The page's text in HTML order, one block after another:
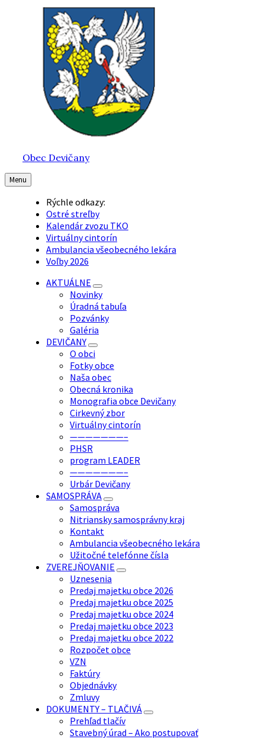
Obec Devičany
Menu
Rýchle odkazy:
Ostré streľby
Kalendár zvozu TKO
Virtuálny cintorín
Ambulancia všeobecného lekára
Voľby 2026
AKTUÁLNE
Novinky
Úradná tabuľa
Pozvánky
Galéria
DEVIČANY
O obci
Fotky obce
Naša obec
Obecná kronika
Monografia obce Devičany
Cirkevný zbor
Virtuálny cintorín
———————–
PHSR
program LEADER
———————–
Urbár Devičany
SAMOSPRÁVA
Samospráva
Nitriansky samosprávny kraj
Kontakt
Ambulancia všeobecného lekára
Užitočné telefónne čísla
ZVEREJŇOVANIE
Uznesenia
Predaj majetku obce 2026
Predaj majetku obce 2025
Predaj majetku obce 2024
Predaj majetku obce 2023
Predaj majetku obce 2022
Rozpočet obce
VZN
Faktúry
Objednávky
Zmluvy
DOKUMENTY – TLAČIVÁ
Prehľad tlačív
Stavebný úrad – Ako postupovať